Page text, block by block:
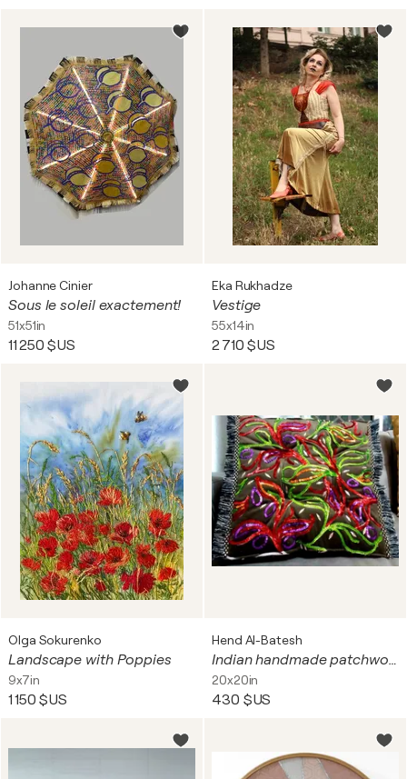
Johanne Cinier
Sous le soleil exactement!
51x51in
11 250 $US
Eka Rukhadze
Vestige
55x14in
2 710 $US
Olga Sokurenko
Landscape with Poppies
9x7in
1 150 $US
Hend Al-Batesh
Indian handmade patchwork double faced suede cushion for interior decoration (with Egyptian cotton stuffing)
20x20in
430 $US